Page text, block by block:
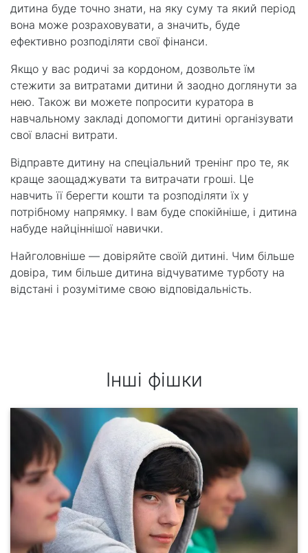
дитина буде точно знати, на яку суму та який період
вона може розраховувати, а значить, буде
ефективно розподіляти свої фінанси.
Якщо у вас родичі за кордоном, дозвольте їм
стежити за витратами дитини й заодно доглянути за
нею. Також ви можете попросити куратора в
навчальному закладі допомогти дитині організувати
свої власні витрати.
Відправте дитину на спеціальний тренінг про те, як
краще заощаджувати та витрачати гроші. Це
навчить її берегти кошти та розподіляти їх у
потрібному напрямку. І вам буде спокійніше, і дитина
набуде найціннішої навички.
Найголовніше — довіряйте своїй дитині. Чим більше
довіра, тим більше дитина відчуватиме турботу на
відстані і розумітиме свою відповідальність.
Інші фішки